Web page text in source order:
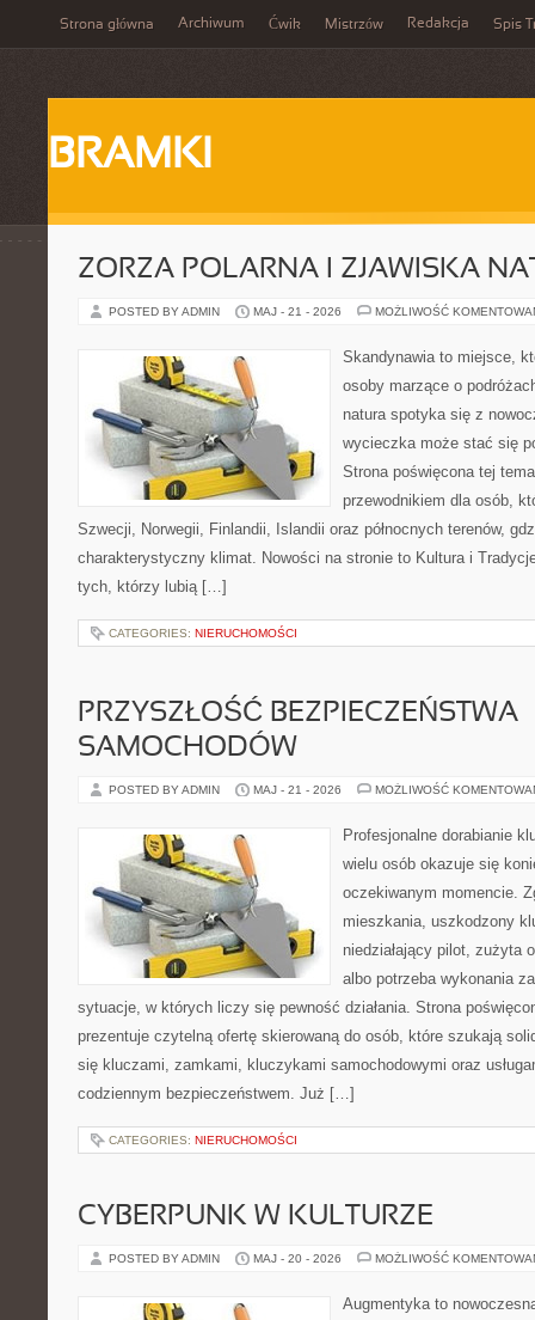
Strona główna Archiwum Ćwik Mistrzów Redakcja Spis
BRAMKI
ZORZA POLARNA I ZJAWISKA
POSTED BY ADMIN MAJ - 21 - 2026 MOŻLIWOŚĆ
Skandynawia to miejsce,
osoby marzące o
natura spotyka się z
wycieczka może stać się
Strona poświęcona tej
przewodnikiem dla osób,
Szwecji, Norwegii, Finlandii, Islandii oraz północnych terenów,
charakterystyczny klimat. Nowości na stronie to Kultura i
tych, którzy lubią […]
CATEGORIES: NIERUCHOMOŚCI
PRZYSZŁOŚĆ BEZPIECZEŃSTWA
SAMOCHODÓW
POSTED BY ADMIN MAJ - 21 - 2026 MOŻLIWOŚĆ
Profesjonalne dorabianie
wielu osób okazuje się
oczekiwanym momencie.
mieszkania, uszkodzony
niedziałający pilot, zużyta
albo potrzeba wykonania
sytuacje, w których liczy się pewność działania. Strona
prezentuje czytelną ofertę skierowaną do osób, które szukają
się kluczami, zamkami, kluczykami samochodowymi oraz
codziennym bezpieczeństwem. Już […]
CATEGORIES: NIERUCHOMOŚCI
CYBERPUNK W KULTURZE
POSTED BY ADMIN MAJ - 20 - 2026 MOŻLIWOŚĆ
Augmentyka to